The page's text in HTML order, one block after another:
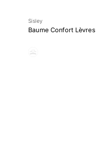
Sisley
Baume Confort Lèvres